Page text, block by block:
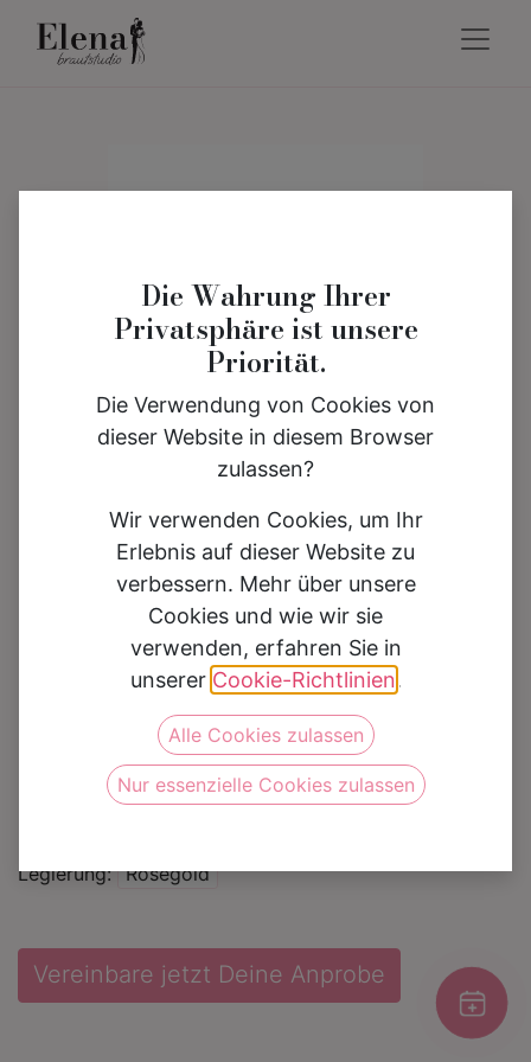
Trauringe 72-02006R
Auf die Wunschliste
Eheringe
Legierung
Rosegold
Vereinbare jetzt Deine Anprobe
Die Wahrung Ihrer
Privatsphäre ist unsere
Priorität.
Die Verwendung von Cookies von
dieser Website in diesem Browser
zulassen?
Wir verwenden Cookies, um Ihr
Erlebnis auf dieser Website zu
verbessern. Mehr über unsere
Cookies und wie wir sie
verwenden, erfahren Sie in
unserer Cookie-Richtlinien.
Alle Cookies zulassen
Nur essenzielle Cookies zulassen